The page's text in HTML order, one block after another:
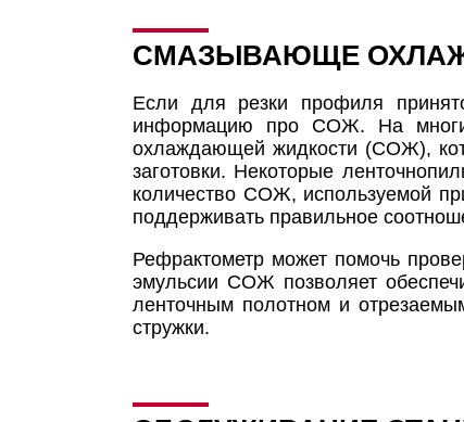
СМАЗЫВАЮЩЕ
Если для резки профиля
информацию про СОЖ. На многих
охлаждающей жидкости (СОЖ),
заготовки. Некоторые
количество СОЖ, используемой
поддерживать правильное
Рефрактометр может помочь
эмульсии СОЖ позволяет
ленточным полотном и
стружки.